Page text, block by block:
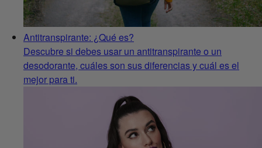
Antitranspirante: ¿Qué es?
Descubre si debes usar un antitranspirante o un
desodorante, cuáles son sus diferencias y cuál es el
mejor para ti.